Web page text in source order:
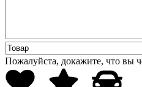
Пожалуйста, докажите, что вы